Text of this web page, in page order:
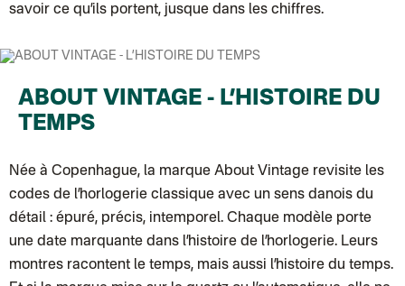
Colissimo suivi (expédition partenaire)
Colissimo suivi (expédition Cheer Moda)
Colissimo suivi (expédition Toi-même)
Lettre suivie (expédition par Noémie, la créatrice)
Colissimo suivi (expédition Zebrabook)
Lettre suivie (expédition April Eleven)
Lettre suivie (expédition Les mots doux)
Colissimo suivi (expédition Papier Curieux)
Lettre suivie (expédition Atelier Aismée)
DPD colis suivi (expédition Bounce)
DPD colis suivi (expédition La Boîte Concept)
Colissimo personnalisé
savoir ce qu’ils portent, jusque dans les chiffres.
ABOUT VINTAGE - L’HISTOIRE DU
TEMPS
Née à Copenhague, la marque About Vintage revisite les
codes de l’horlogerie classique avec un sens danois du
détail : épuré, précis, intemporel. Chaque modèle porte
une date marquante dans l’histoire de l’horlogerie. Leurs
montres racontent le temps, mais aussi l’histoire du temps.